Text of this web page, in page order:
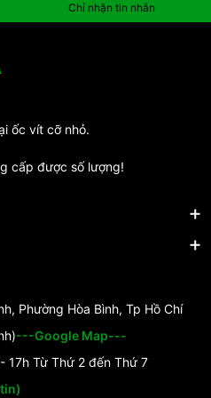
Chỉ nhận tin nhắn
ốc vít cỡ nhỏ.
cấp được số lượng!
Phường Hòa Bình, Tp Hồ Chí
---Google Map---
17h Từ Thứ 2 đến Thứ 7